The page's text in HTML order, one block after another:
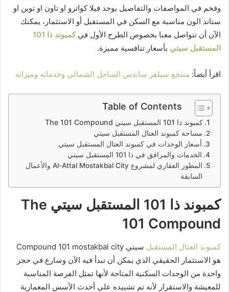
وفخم في المواصفات والتفاصيل يوجد فيلا كواترو او تاون او توين او
ستاند الون مناسبة مع السكن في المستقبل أو الاستثمار، يمكنك
الآن أن تتواصل معنا بخصوص الطرح الأول في
كمبوند ذا 101
المستقبل سيتي بأسعار تنافسية مميزة.
اقرأ أيضاً: منتجع سيلفر ساندس الساحل الشمالي وخدماته وميزاته
Table of Contents
كمبوند ذا 101 المستقبل سيتي The 101 Compound
مساحة كمبوند العتال المستقبل سيتي
أسعار الوحدات في كمبوند العتال المستقبل سيتي
الخدمات والمرافق في ذا 101 المستقبل سيتي
المطور العقاري لمشروع Al-Attal Mostakbal City والأعمال
السابقة
كمبوند ذا 101 المستقبل سيتي The
101 Compound
كمبوند العتال المستقبل
سيتي Compound 101 mostakbal city
هو الاستثمار الحقيقي الذي يمكن أن تبدأ فيه الآن وسارع في حجز
واحدة من الوحدات السكنية المتاحة لأنها تمثل الفرصة المناسبة
للمعيشة والاستقرار لأنه تم تشييده علي أحدث الأسس المعمارية